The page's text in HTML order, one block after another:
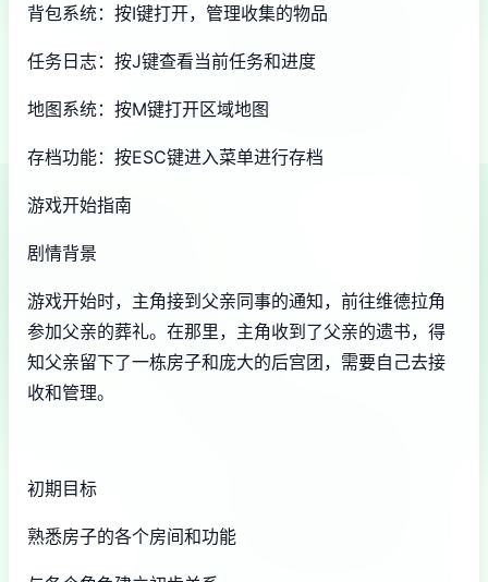
背包系统：按I键打开，管理收集的物品
任务日志：按J键查看当前任务和进度
地图系统：按M键打开区域地图
存档功能：按ESC键进入菜单进行存档
游戏开始指南
剧情背景
游戏开始时，主角接到父亲同事的通知，前往维德拉角
参加父亲的葬礼。在那里，主角收到了父亲的遗书，得
知父亲留下了一栋房子和庞大的后宫团，需要自己去接
收和管理。
初期目标
熟悉房子的各个房间和功能